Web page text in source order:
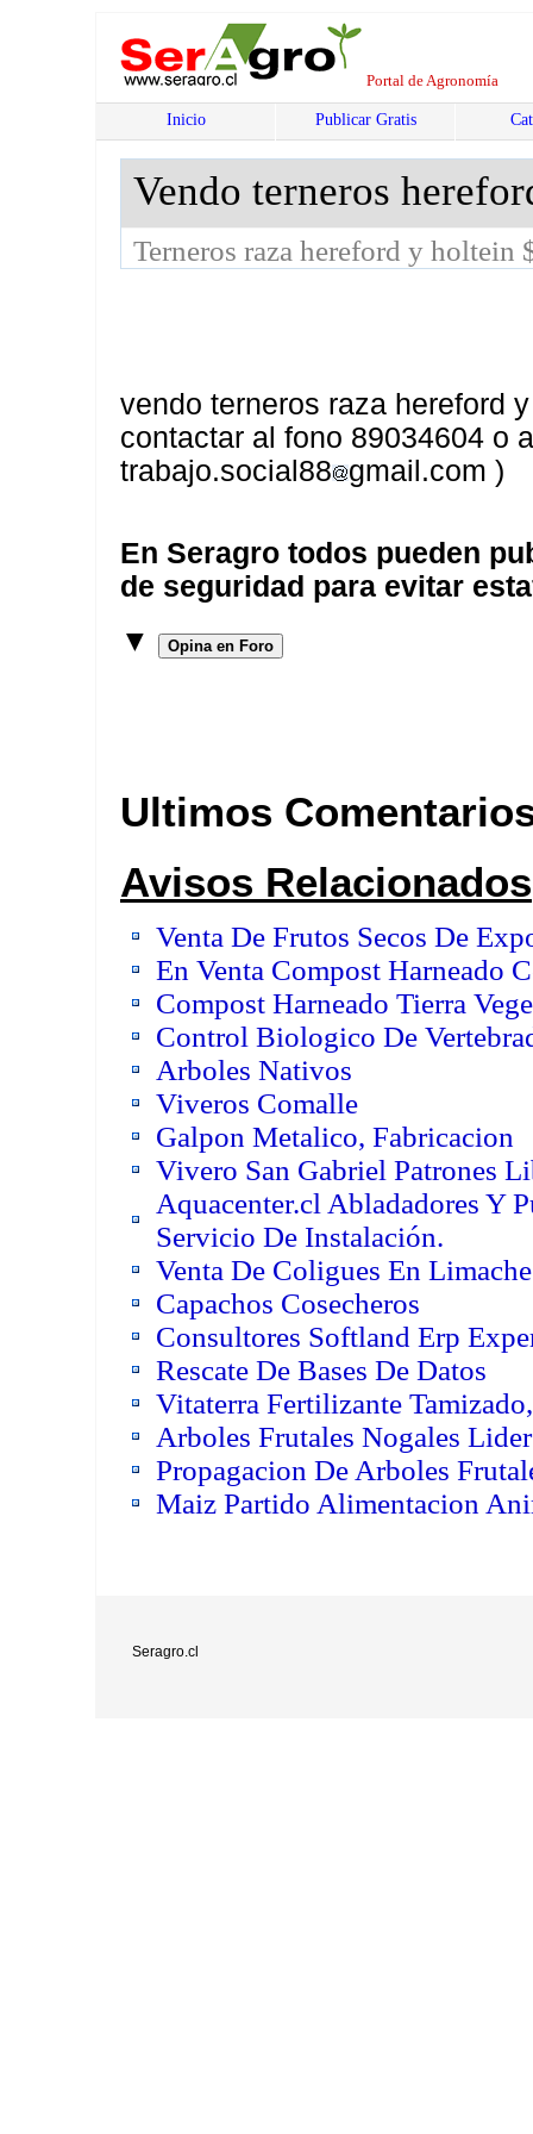
Portal de Agronomía
Inicio Publicar Gratis
Vendo terneros
Terneros raza hereford y holtein
vendo terneros raza hereford
contactar al fono 89034604 o
trabajo.social88 gmail.com )
En Seragro todos pueden
de seguridad para evitar
▼
Opina en Foro
Ultimos
Avisos Relacionados
Venta De Frutos Secos De
En Venta Compost Harneado
Compost Harneado Tierra
Control Biologico De
Arboles Nativos
Viveros Comalle
Galpon Metalico, Fabricacion
Vivero San Gabriel Patrones
Aquacenter.cl Abladadores Y
Servicio De Instalación.
Venta De Coligues En Limache
Capachos Cosecheros
Consultores Softland Erp
Rescate De Bases De Datos
Vitaterra Fertilizante
Arboles Frutales Nogales
Propagacion De Arboles
Maiz Partido Alimentacion
Seragro.cl